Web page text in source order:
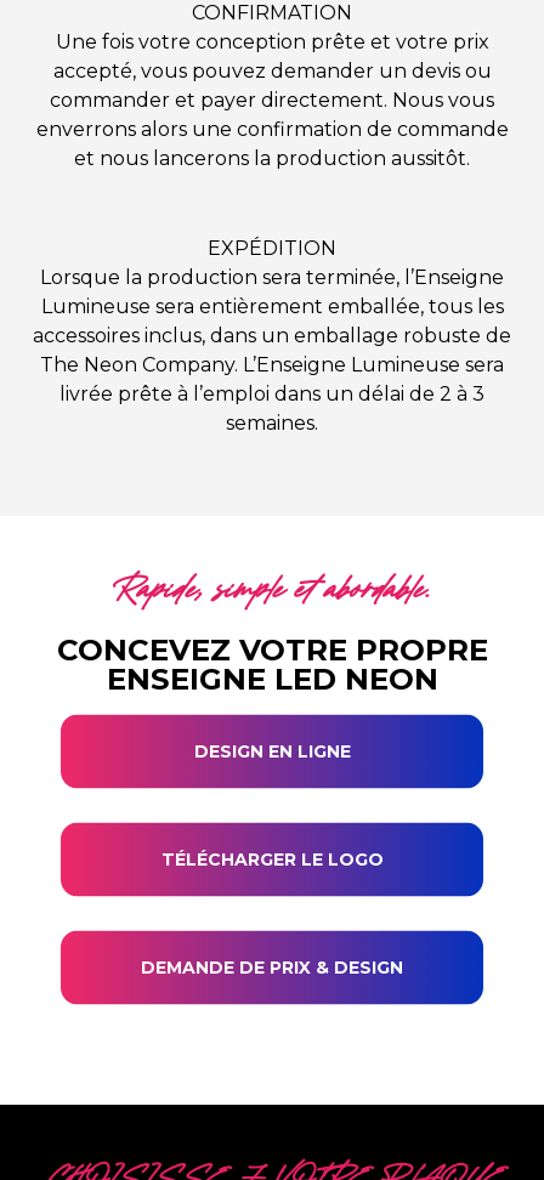
CONFIRMATION
Une fois votre conception prête et votre prix
accepté, vous pouvez demander un devis ou
commander et payer directement. Nous vous
enverrons alors une confirmation de commande
et nous lancerons la production aussitôt.
EXPÉDITION
Lorsque la production sera terminée, l’Enseigne
Lumineuse sera entièrement emballée, tous les
accessoires inclus, dans un emballage robuste de
The Neon Company. L’Enseigne Lumineuse sera
livrée prête à l’emploi dans un délai de 2 à 3
semaines.
Rapide, simple et abordable.
CONCEVEZ VOTRE PROPRE
ENSEIGNE LED NEON
DESIGN EN LIGNE
TÉLÉCHARGER LE LOGO
DEMANDE DE PRIX & DESIGN